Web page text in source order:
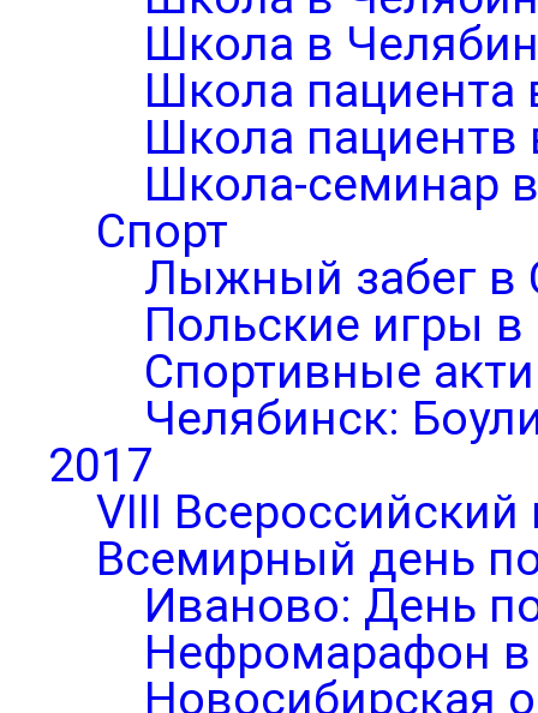
Школа в
Школа пациента
Школа пациентв
Школа-семинар
Спорт
Лыжный забег в
Польские игры в
Спортивные
Челябинск:
2017
VIII Всероссийский
Всемирный день
Иваново: День
Нефромарафон
Новосибирская